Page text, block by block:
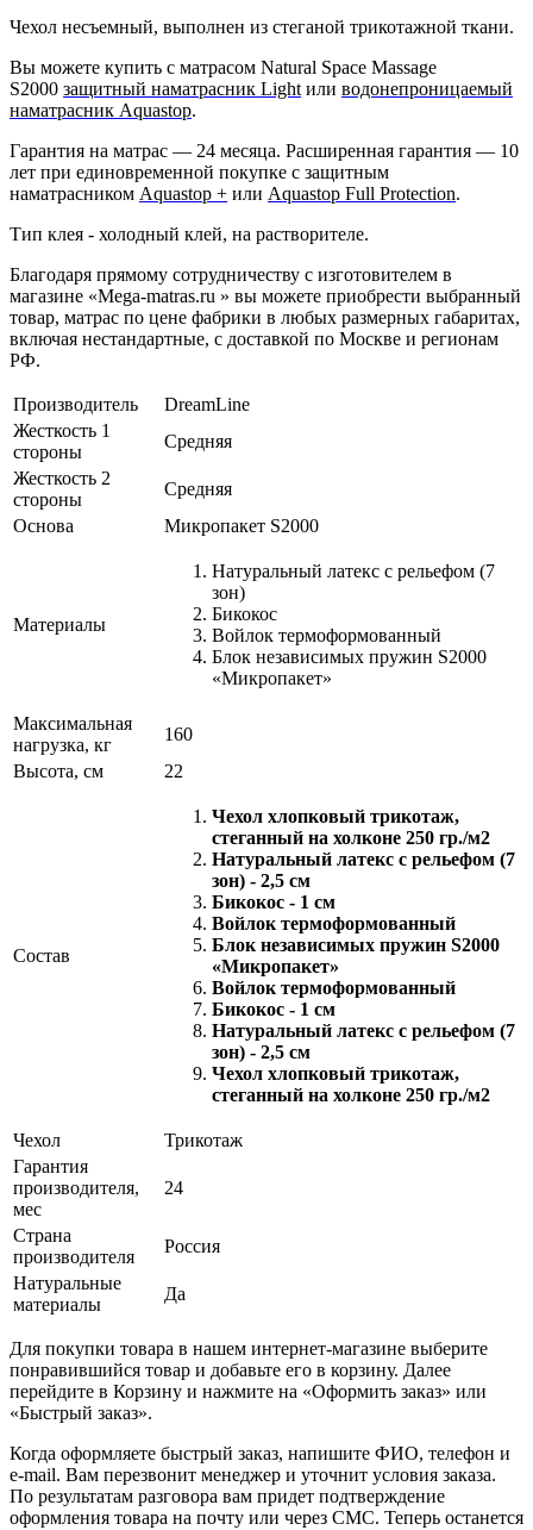
Чехол несъемный, выполнен из стеганой трикотажной ткани.
Вы можете купить с матрасом Natural Space Massage
S2000 защитный наматрасник Light или водонепроницаемый
наматрасник Aquastop.
Гарантия на матрас — 24 месяца. Расширенная гарантия — 10
лет при единовременной покупке с защитным
наматрасником Aquastop + или Aquastop Full Protection.
Тип клея - холодный клей, на растворителе.
Благодаря прямому сотрудничеству с изготовителем в
магазине «Mega-matras.ru » вы можете приобрести выбранный
товар, матрас по цене фабрики в любых размерных габаритах,
включая нестандартные, с доставкой по Москве и регионам
РФ.
Производитель
DreamLine
Жесткость 1
стороны
Средняя
Жесткость 2
стороны
Средняя
Основа
Микропакет S2000
Материалы
Натуральный латекс с рельефом (7
зон)
Бикокос
Войлок термоформованный
Блок независимых пружин S2000
«Микропакет»
Максимальная
нагрузка, кг
160
Высота, см
22
Состав
Чехол хлопковый трикотаж,
стеганный на холконе 250 гр./м2
Натуральный латекс с рельефом (7
зон) - 2,5 см
Бикокос - 1 см
Войлок термоформованный
Блок независимых пружин S2000
«Микропакет»
Войлок термоформованный
Бикокос - 1 см
Натуральный латекс с рельефом (7
зон) - 2,5 см
Чехол хлопковый трикотаж,
стеганный на холконе 250 гр./м2
Чехол
Трикотаж
Гарантия
производителя,
мес
24
Страна
производителя
Россия
Натуральные
материалы
Да
Для покупки товара в нашем интернет-магазине выберите
понравившийся товар и добавьте его в корзину. Далее
перейдите в Корзину и нажмите на «Оформить заказ» или
«Быстрый заказ».
Когда оформляете быстрый заказ, напишите ФИО, телефон и
e-mail. Вам перезвонит менеджер и уточнит условия заказа.
По результатам разговора вам придет подтверждение
оформления товара на почту или через СМС. Теперь останется